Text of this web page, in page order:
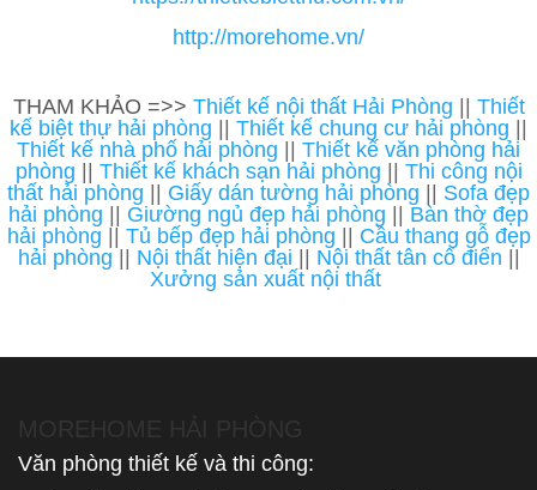
http://morehome.vn/
THAM KHẢO =>> Thiết kế nội thất Hải Phòng || Thiết
kế biệt thự hải phòng || Thiết kế chung cư hải phòng ||
Thiết kế nhà phố hải phòng || Thiết kế văn phòng hải
phòng || Thiết kế khách sạn hải phòng || Thi công nội
thất hải phòng || Giấy dán tường hải phòng || Sofa đẹp
hải phòng || Giường ngủ đẹp hải phòng || Bàn thờ đẹp
hải phòng || Tủ bếp đẹp hải phòng || Cầu thang gỗ đẹp
hải phòng || Nội thất hiện đại || Nội thất tân cổ điển ||
Xưởng sản xuất nội thất
Văn phòng thiết kế và thi công: